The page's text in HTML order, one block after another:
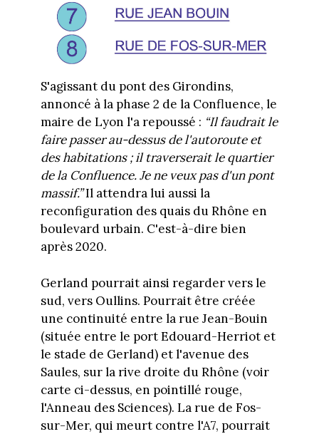
S'agissant du pont des Girondins,
annoncé à la phase 2 de la Confluence, le
maire de Lyon l'a repoussé : “Il faudrait le
faire passer au-dessus de l'autoroute et
des habitations ; il traverserait le quartier
de la Confluence. Je ne veux pas d'un pont
massif.”Il attendra lui aussi la
reconfiguration des quais du Rhône en
boulevard urbain. C'est-à-dire bien
après 2020.
Gerland pourrait ainsi regarder vers le
sud, vers Oullins. Pourrait être créée
une continuité entre la rue Jean-Bouin
(située entre le port Edouard-Herriot et
le stade de Gerland) et l'avenue des
Saules, sur la rive droite du Rhône (voir
carte ci-dessus, en pointillé rouge,
l'Anneau des Sciences). La rue de Fos-
sur-Mer, qui meurt contre l'A7, pourrait